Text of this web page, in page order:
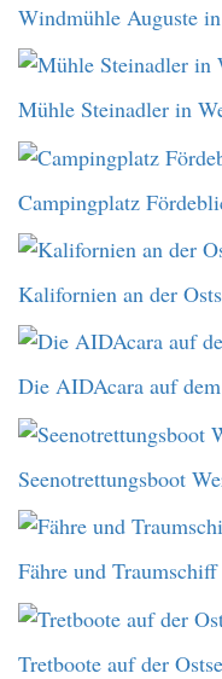
Windmühle Auguste
Mühle Steinadler in
Campingplatz
Kalifornien an der
Die AIDAcara auf
Seenotrettungsboot
Fähre und
Tretboote auf der